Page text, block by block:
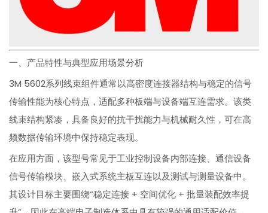
一、产品特性与典型应用场景分析
3M 5602系列线束组件通常以高密度连接器结构与稳定的信号
传输性能为核心特点，适配多种板端与设备端互连需求。该类
线束结构紧凑，具备良好的抗干扰能力与机械耐久性，可在高
频数据传输环境中保持稳定表现。
在应用方面，该型号常见于工业控制设备内部连接、通信设备
信号传输模块、嵌入式系统主板互连以及测试与测量设备中。
其设计目标主要围绕“稳定连接 + 空间优化 + 批量装配效率提